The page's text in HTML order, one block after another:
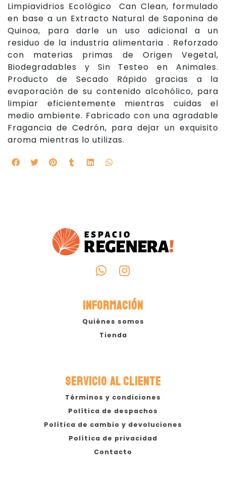
Limpiavidrios Ecológico Can Clean, formulado
en base a un Extracto Natural de Saponina de
Quinoa, para darle un uso adicional a un
residuo de la industria alimentaria . Reforzado
con materias primas de Origen Vegetal,
Biodegradables y Sin Testeo en Animales.
Producto de Secado Rápido gracias a la
evaporación de su contenido alcohólico, para
limpiar eficientemente mientras cuidas el
medio ambiente. Fabricado con una agradable
Fragancia de Cedrón, para dejar un exquisito
aroma mientras lo utilizas.
INFORMACIÓN
Quiénes somos
Tienda
SERVICIO AL CLIENTE
Términos y condiciones
Política de despachos
Política de cambio y devoluciones
Política de privacidad
Contacto